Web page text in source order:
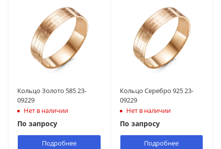
Кольцо Золото 585 23-
09229
Нет в наличии
По запросу
Подробнее
Кольцо Серебро 925 23-
09229
Нет в наличии
По запросу
Подробнее